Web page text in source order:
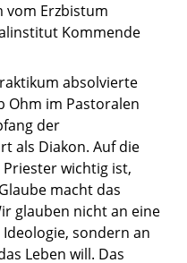
vom Erzbistum
Kommende
absolvierte
Ohm im Pastoralen
der
als Diakon. Auf die
wichtig ist,
macht das
glauben nicht an eine
sondern an
Leben will. Das